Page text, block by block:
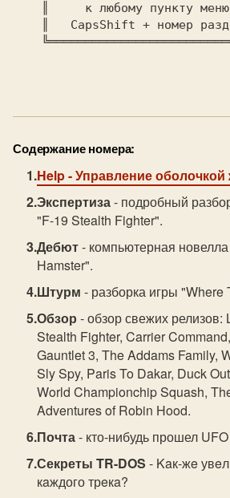
к любому пункту
  CapsShift
+ номер
Содержание номера:
Help- Управление оболочкой
Экспертиза- подробный
"F-19 Stealth Fighter".
Дебют- компьютерная
Hamster".
Штурм - разборка игры
Обзор - обзор свежих релизов:
Stealth Fighter, Carrier
Gauntlet 3, The Addams Family,
Sly Spy, Paris To Dakar, Duck
World Championchip Squash,
Adventures of Robin Hood.
Почта- кто-нибудь прошел
Секреты TR-DOS - Kaк-жe
кaждого трeкa?